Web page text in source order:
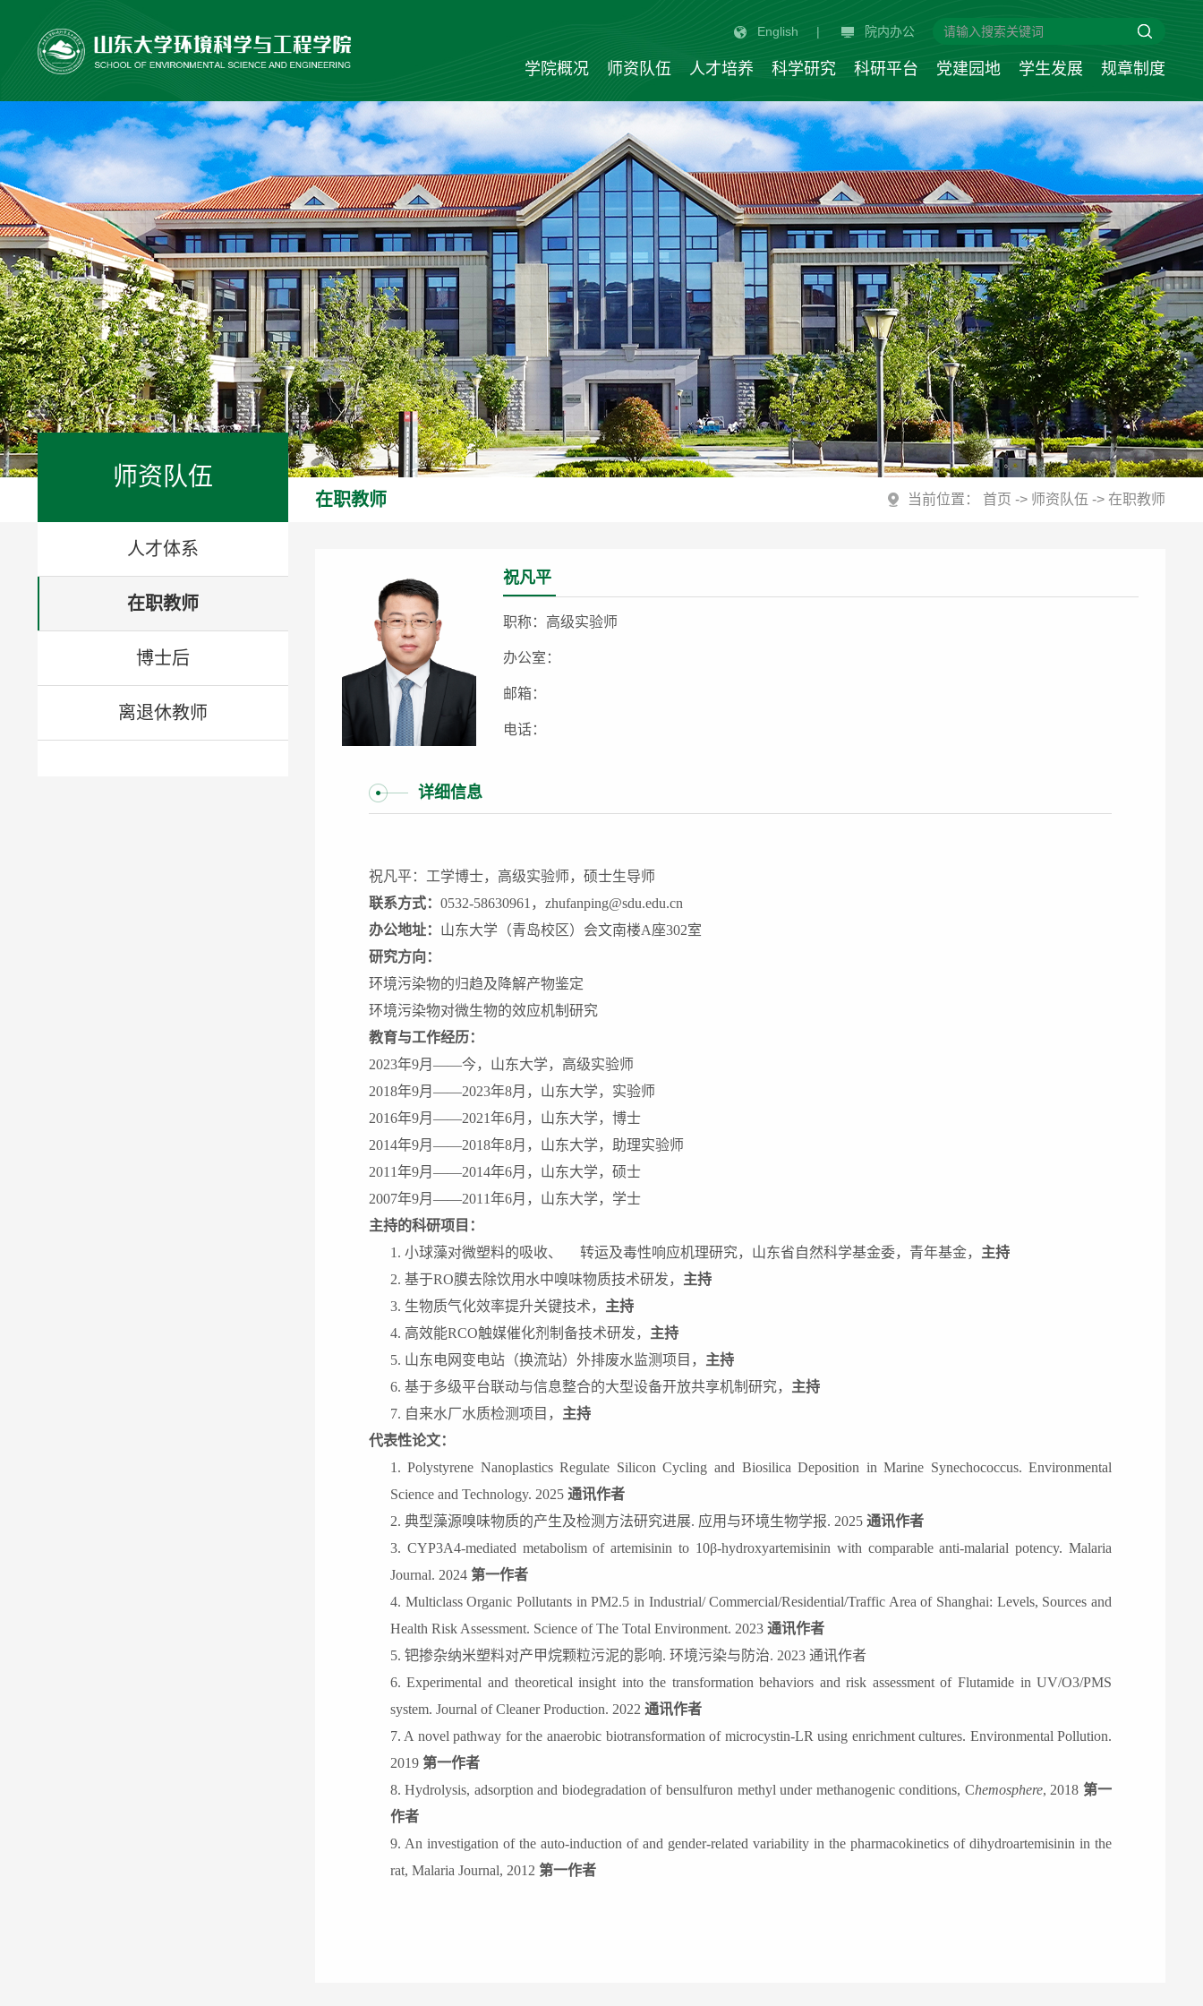
English | 院内办公
学院概况 师资队伍 人才培养 科学研究 科研平台 党建园地 学生发展 规章制度
师资队伍
人才体系
在职教师
博士后
离退休教师
在职教师 当前位置： 首页 -> 师资队伍 ->在职教师
祝凡平
职称：高级实验师
办公室：
邮箱：
电话：
详细信息
祝凡平：工学博士，高级实验师，硕士生导师
联系方式： 0532-58630961 ， zhufanping@sdu.edu.cn
办公地址： 山东大学（青岛校区）会文南楼A座302室
研究方向：
环境污染物的归趋及降解产物鉴定
环境污染物对微生物的效应机制研究
教育与工作经历：
2023年9月 ——今，山东大学，高级实验师
2018年9月 ——2023年8月，山东大学，实验师
2016年9月 ——2021年6月，山东大学，博士
2014年9月 ——2018年8月，山东大学，助理实验师
2011年9月 ——2014年6月，山东大学，硕士
2007年9月 ——2011年6月，山东大学，学士
主持的科研项目：
1. 小球藻对微塑料的吸收、 转运及毒性响应机理研究，山东省自然科学基金委，青年基金， 主持
2. 基于RO膜去除饮用水中嗅味物质技术研发， 主持
3. 生物质气化效率提升关键技术， 主持
4. 高效能RCO触媒催化剂制备技术研发， 主持
5. 山东电网变电站（换流站）外排废水监测项目， 主持
6. 基于多级平台联动与信息整合的大型设备开放共享机制研究， 主持
7. 自来水厂水质检测项目， 主持
代表性论文：
1.Polystyrene Nanoplastics Regulate Silicon Cycling and Biosilica Deposition in Marine Synechococcus. Environmental
Science and Technology. 2025 通讯作者
2. 典型藻源嗅味物质的产生及检测方法研究进展. 应用与环境生物学报. 2025 通讯作者
3. CYP3A4-mediated metabolism of artemisinin to 10β-hydroxyartemisinin with comparable anti-malarial potency. Malaria
Journal. 2024 第一作者
4. Multiclass Organic Pollutants in PM2.5 in Industrial/ Commercial/Residential/Traffic Area of Shanghai: Levels, Sources and
Health Risk Assessment. Science of The Total Environment. 2023 通讯作者
5. 钯掺杂纳米塑料对产甲烷颗粒污泥的影响. 环境污染与防治. 2023 通讯作者
6.Experimental and theoretical insight into the transformation behaviors and risk assessment of Flutamide in UV/O3/PMS
system. Journal of Cleaner Production. 2022 通讯作者
7. A novel pathway for the anaerobic biotransformation of microcystin-LR using enrichment cultures. Environmental Pollution.
2019 第一作者
8.Hydrolysis, adsorption and biodegradation of bensulfuron methyl under methanogenic conditions, Chemosphere, 2018 第一
作者
9. An investigation of the auto-induction of and gender-related variability in the pharmacokinetics of dihydroartemisinin in the
rat, Malaria Journal, 2012 第一作者